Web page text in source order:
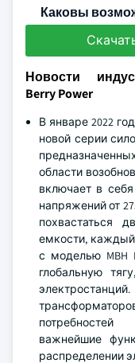
Каковы
Новости
Berry Power
В январе 2022
новой серии
области
включает в себя
напряжений от
похвастаться
емкости,
с моделью MBH
глобальную
важнейшие
распределении